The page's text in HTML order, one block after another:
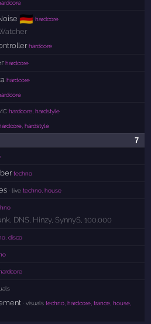
🇩🇪 hardcore
hardcore
hardcore
hardcore
hardcore, hardstyle
hardstyle
7
techno
· live techno, house
DNS Hinzy,SynnyS 100.000
disco
· visuals techno, hardcore, trance, house,